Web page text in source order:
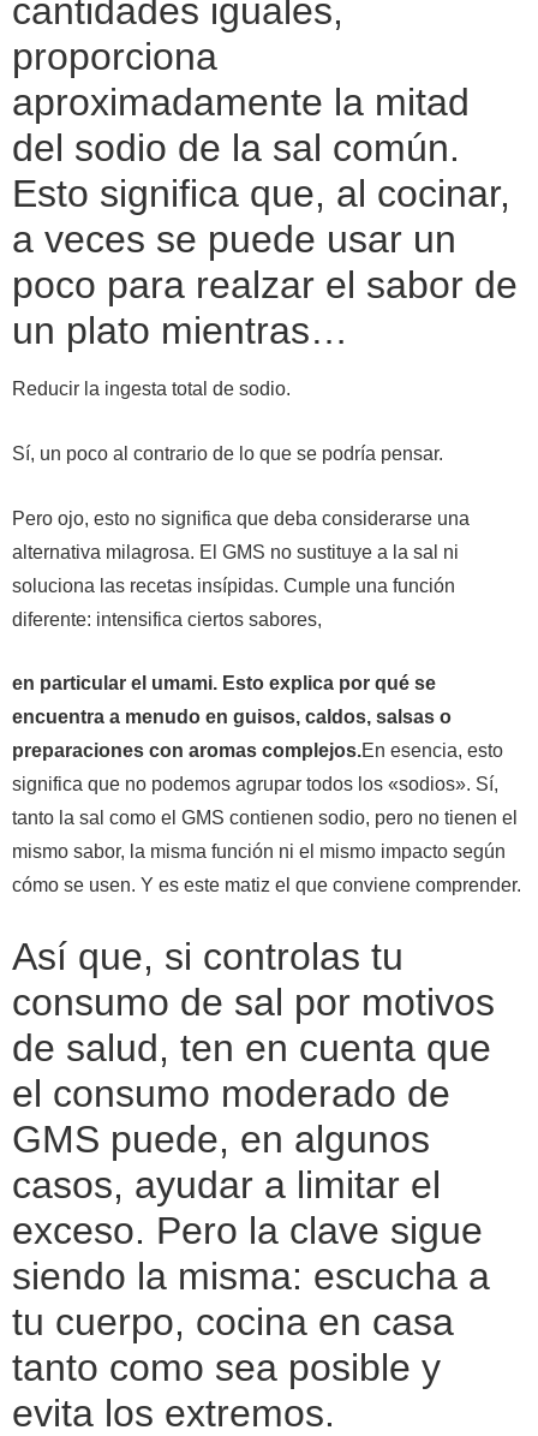
cantidades iguales,
proporciona
aproximadamente la mitad
del sodio de la sal común.
Esto significa que, al cocinar,
a veces se puede usar un
poco para realzar el sabor de
un plato mientras…
Reducir la ingesta total de sodio.
Sí, un poco al contrario de lo que se podría pensar.
Pero ojo, esto no significa que deba considerarse una
alternativa milagrosa. El GMS no sustituye a la sal ni
soluciona las recetas insípidas. Cumple una función
diferente: intensifica ciertos sabores,
en particular el umami. Esto explica por qué se
encuentra a menudo en guisos, caldos, salsas o
preparaciones con aromas complejos.En esencia, esto
significa que no podemos agrupar todos los «sodios». Sí,
tanto la sal como el GMS contienen sodio, pero no tienen el
mismo sabor, la misma función ni el mismo impacto según
cómo se usen. Y es este matiz el que conviene comprender.
Así que, si controlas tu
consumo de sal por motivos
de salud, ten en cuenta que
el consumo moderado de
GMS puede, en algunos
casos, ayudar a limitar el
exceso. Pero la clave sigue
siendo la misma: escucha a
tu cuerpo, cocina en casa
tanto como sea posible y
evita los extremos.